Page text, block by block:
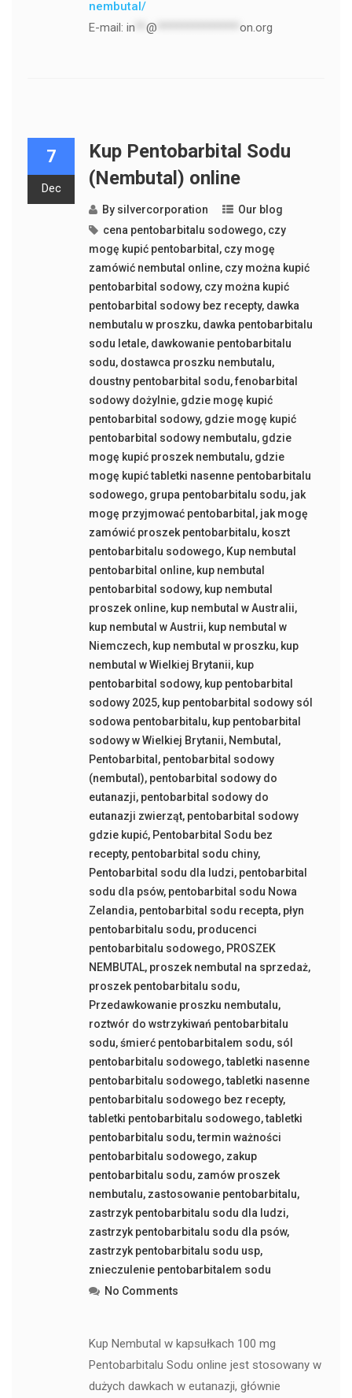
nembutal/
E-mail: in @ on.org
7
Dec
Kup Pentobarbital Sodu
(Nembutal) online
By silvercorporation
Our blog
cena pentobarbitalu sodowego, czy
mogę kupić pentobarbital , czy mogę
zamówić nembutal online, czy można kupić
pentobarbital sodowy, czy można kupić
pentobarbital sodowy bez recepty, dawka
nembutalu w proszku, dawka pentobarbitalu
sodu letale, dawkowanie pentobarbitalu
sodu, dostawca proszku nembutalu,
doustny pentobarbital sodu,fenobarbital
sodowy dożylnie, gdzie mogę kupić
pentobarbital sodowy, gdzie mogę kupić
pentobarbital sodowy nembutalu, gdzie
mogę kupić proszek nembutalu, gdzie
mogę kupić tabletki nasenne pentobarbitalu
sodowego, grupa pentobarbitalu sodu, jak
mogę przyjmować pentobarbital , jak mogę
zamówić proszek pentobarbitalu, koszt
pentobarbitalu sodowego, Kup nembutal
pentobarbital online, kup nembutal
pentobarbital sodowy, kup nembutal
proszek online, kup nembutal w Australii,
kup nembutal w Austrii, kup nembutal w
Niemczech, kup nembutal w proszku, kup
nembutal w Wielkiej Brytanii, kup
pentobarbital sodowy, kup pentobarbital
sodowy 2025, kup pentobarbital sodowy sól
sodowa pentobarbitalu, kup pentobarbital
sodowy w Wielkiej Brytanii, Nembutal ,
Pentobarbital , pentobarbital sodowy
(nembutal), pentobarbital sodowy do
eutanazji, pentobarbital sodowy do
eutanazji zwierząt, pentobarbital sodowy
gdzie kupić, Pentobarbital Sodu bez
recepty, pentobarbital sodu chiny,
Pentobarbital sodu dla ludzi, pentobarbital
sodu dla psów, pentobarbital sodu Nowa
Zelandia, pentobarbital sodu recepta, płyn
pentobarbitalu sodu, producenci
pentobarbitalu sodowego, PROSZEK
NEMBUTAL, proszek nembutal na sprzedaż,
proszek pentobarbitalu sodu,
Przedawkowanie proszku nembutalu,
roztwór do wstrzykiwań pentobarbitalu
sodu,śmierć pentobarbitalem sodu, sól
pentobarbitalu sodowego,tabletki nasenne
pentobarbitalu sodowego,tabletki nasenne
pentobarbitalu sodowego bez recepty,
tabletki pentobarbitalu sodowego,tabletki
pentobarbitalu sodu,termin ważności
pentobarbitalu sodowego, zakup
pentobarbitalu sodu, zamów proszek
nembutalu, zastosowanie pentobarbitalu,
zastrzyk pentobarbitalu sodu dla ludzi,
zastrzyk pentobarbitalu sodu dla psów,
zastrzyk pentobarbitalu sodu usp,
znieczulenie pentobarbitalem sodu
No Comments
Kup Nembutal w kapsułkach 100 mg
Pentobarbitalu Sodu online jest stosowany w
dużych dawkach w eutanazji, głównie